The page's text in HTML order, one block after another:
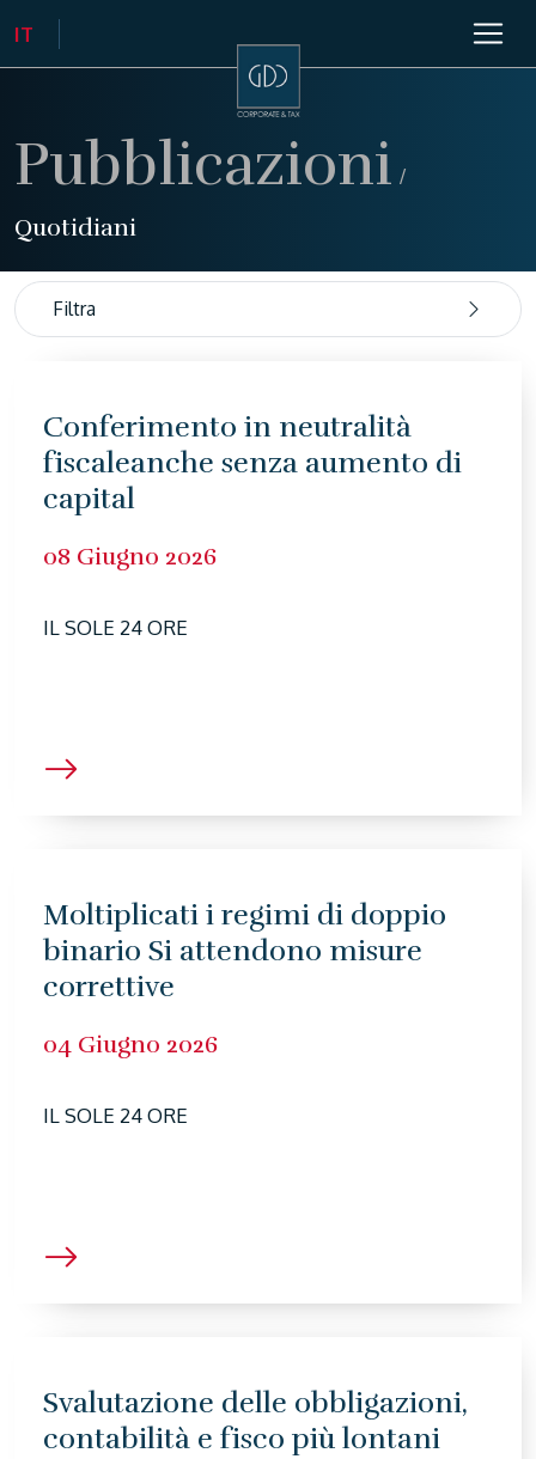
Pubblicazioni /
Quotidiani
Filtra
Conferimento in neutralità
fiscaleanche senza aumento di
capital
08 Giugno 2026
IL SOLE 24 ORE
Moltiplicati i regimi di doppio
binario Si attendono misure
correttive
04 Giugno 2026
IL SOLE 24 ORE
Svalutazione delle obbligazioni,
contabilità e fisco più lontani